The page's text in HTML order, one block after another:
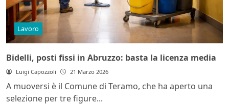
Lavoro
Bidelli, posti fissi in Abruzzo: basta la licenza media
Luigi Capozzoli 21 Marzo 2026
A muoversi è il Comune di Teramo, che ha aperto una
selezione per tre figure...